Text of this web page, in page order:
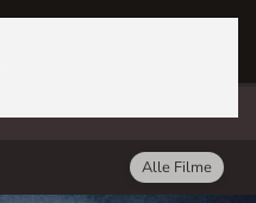
Alle Filme